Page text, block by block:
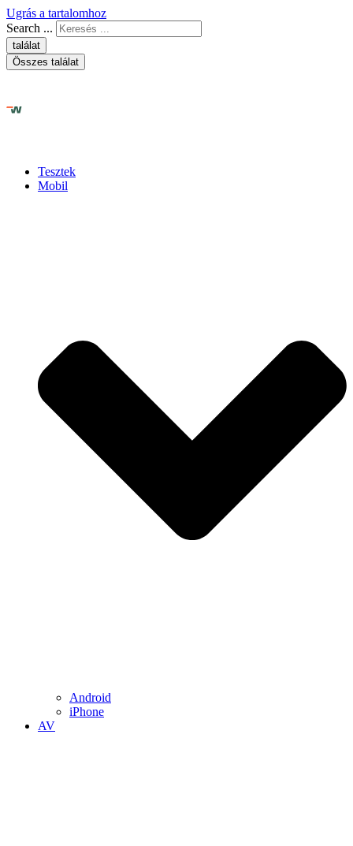
Ugrás a tartalomhoz
Search ...
találat
Összes találat
Tesztek
Mobil
Android
iPhone
AV